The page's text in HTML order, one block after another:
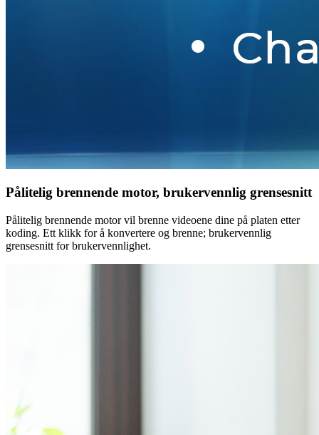
Pålitelig brennende motor, brukervennlig grensesnitt
Pålitelig brennende motor vil brenne videoene dine på platen etter
koding. Ett klikk for å konvertere og brenne; brukervennlig
grensesnitt for brukervennlighet.